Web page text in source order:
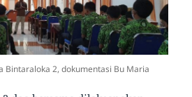
Bintaraloka 2, dokumentasi Bu Maria